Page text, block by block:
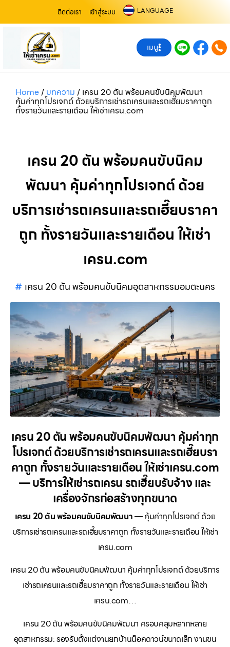
ติดต่อเรา เข้าสู่ระบบ LANGUAGE
เมนู
Home/ บทความ / เครน 20 ตัน พร้อมคนขับนิคมพัฒนา
คุ้มค่าทุกโปรเจกต์ ด้วยบริการเช่ารถเครนและรถเฮี๊ยบราคาถูก
ทั้งรายวันและรายเดือน ให้เช่าเครน.com
เครน 20 ตัน พร้อมคนขับนิคม
พัฒนา คุ้มค่าทุกโปรเจกต์ ด้วย
บริการเช่ารถเครนและรถเฮี๊ยบราคา
ถูก ทั้งรายวันและรายเดือน ให้เช่า
เครน.com
เครน 20 ตัน พร้อมคนขับนิคมอุตสาหกรรมอมตะนคร
เครน 20 ตัน พร้อมคนขับนิคมพัฒนา คุ้มค่าทุก
โปรเจกต์ ด้วยบริการเช่ารถเครนและรถเฮี๊ยบรา
คาถูก ทั้งรายวันและรายเดือน ให้เช่าเครน.com
— บริการให้เช่ารถเครน รถเฮี๊ยบรับจ้าง และ
เครื่องจักรก่อสร้างทุกขนาด
เครน 20 ตัน พร้อมคนขับนิคมพัฒนา— คุ้มค่าทุกโปรเจกต์ ด้วย
บริการเช่ารถเครนและรถเฮี๊ยบราคาถูก ทั้งรายวันและรายเดือน ให้เช่า
เครน.com
เครน 20 ตัน พร้อมคนขับนิคมพัฒนา คุ้มค่าทุกโปรเจกต์ ด้วยบริการ
เช่ารถเครนและรถเฮี๊ยบราคาถูก ทั้งรายวันและรายเดือน ให้เช่า
เครน.com…
เครน 20 ตัน พร้อมคนขับนิคมพัฒนา ครอบคลุมหลากหลาย
อุตสาหกรรม: รองรับตั้งแต่งานยกบ้านน็อคดาวน์ขนาดเล็ก งานขน